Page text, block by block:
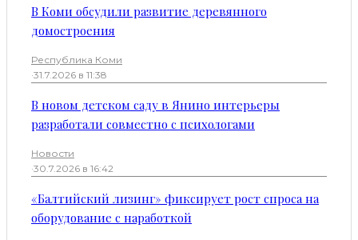
В Коми обсудили развитие деревянного
домостроения
Республика Коми
·31.7.2026 в 11:38
В новом детском саду в Янино интерьеры
разработали совместно с психологами
Новости
·30.7.2026 в 16:42
«Балтийский лизинг» фиксирует рост спроса на
оборудование с наработкой